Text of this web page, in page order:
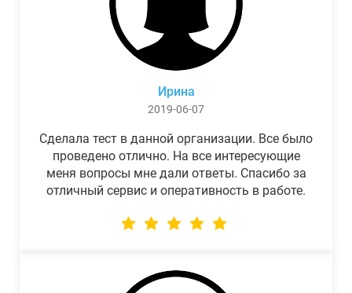
Ирина
2019-06-07
Сделала тест в данной организации. Все было
проведено отлично. На все интересующие
меня вопросы мне дали ответы. Спасибо за
отличный сервис и оперативность в работе.